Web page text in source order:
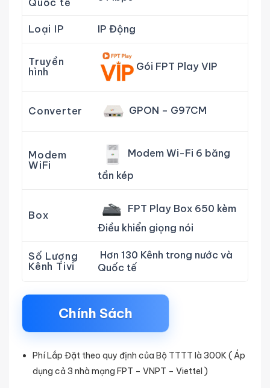
Quốc tế
Loại IP IP Động
Truyền
hình
Gói FPT Play VIP
Converter GPON – G97CM
Modem
WiFi
Modem Wi-Fi 6 băng
tần kép
Box
FPT Play Box 650 kèm
Điều khiển giọng nói
Số Lượng
Kênh Tivi
Hơn 130 Kênh trong nước và
Quốc tế
Chính Sách
Phí Lắp Đặt theo quy định của Bộ TTTT là 300K ( Áp
dụng cả 3 nhà mạng FPT – VNPT – Viettel )